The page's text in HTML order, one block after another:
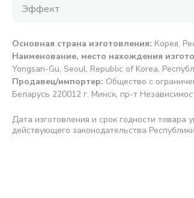
Эффект
Основная страна изготовления: Корея,
Наименование, место нахождения
Yongsan-Gu, Seoul, Republic of Korea,
Продавец/импортер: Общество с
Беларусь 220012 г. Минск, пр-т
Дата изготовления и срок годности товара
действующего законодательства